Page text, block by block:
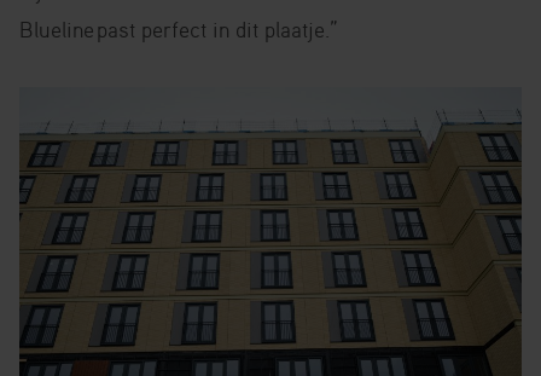
Bluelinepast perfect in dit plaatje. ”